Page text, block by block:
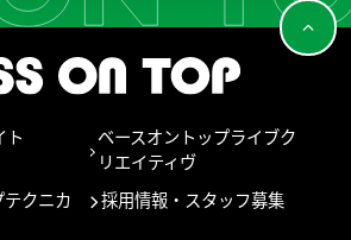
ト
ベースオントップライブク
リエイティヴ
クニカ
採用情報・スタッフ募集